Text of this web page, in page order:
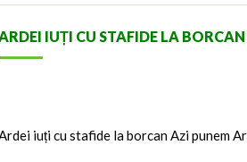
IUȚI CU STAFIDE LA BORCAN
iuți cu stafide la borcan Azi punem